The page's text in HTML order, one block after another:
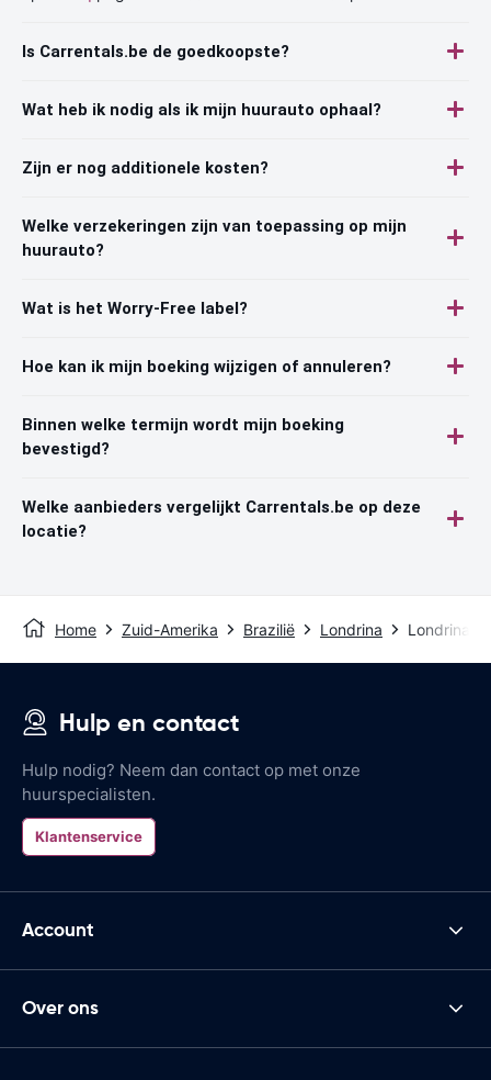
Is Carrentals.be de goedkoopste?
Wat heb ik nodig als ik mijn huurauto ophaal?
Zijn er nog additionele kosten?
Welke verzekeringen zijn van toepassing op mijn
huurauto?
Wat is het Worry-Free label?
Hoe kan ik mijn boeking wijzigen of annuleren?
Binnen welke termijn wordt mijn boeking
bevestigd?
Welke aanbieders vergelijkt Carrentals.be op deze
locatie?
Home Zuid-Amerika Brazilië Londrina Londrina
Hulp en contact
Hulp nodig? Neem dan contact op met onze
huurspecialisten.
Klantenservice
Account
Over ons